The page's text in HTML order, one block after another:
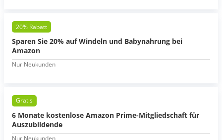
20% Rabatt
Sparen Sie 20% auf Windeln und Babynahrung bei
Amazon
Nur Neukunden
Gratis
6 Monate kostenlose Amazon Prime-Mitgliedschaft für
Auszubildende
Nur Neukunden